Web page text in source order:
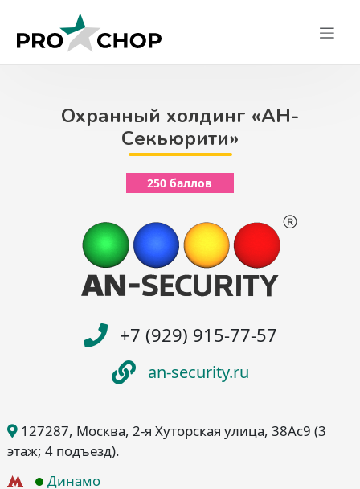
content
Охранный холдинг «АН-
Секьюрити»
250 баллов
+7 (929) 915-77-57
an-security.ru
127287, Москва, 2-я Хуторская улица, 38Ас9 (3
этаж; 4 подъезд).
Динамо